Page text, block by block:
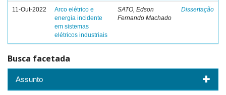
11-Out-2022
Arco elétrico e
energia incidente
em sistemas
elétricos industriais
SATO, Edson
Fernando Machado
Dissertação
Busca facetada
Assunto